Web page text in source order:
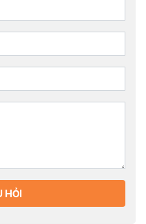
HỎI